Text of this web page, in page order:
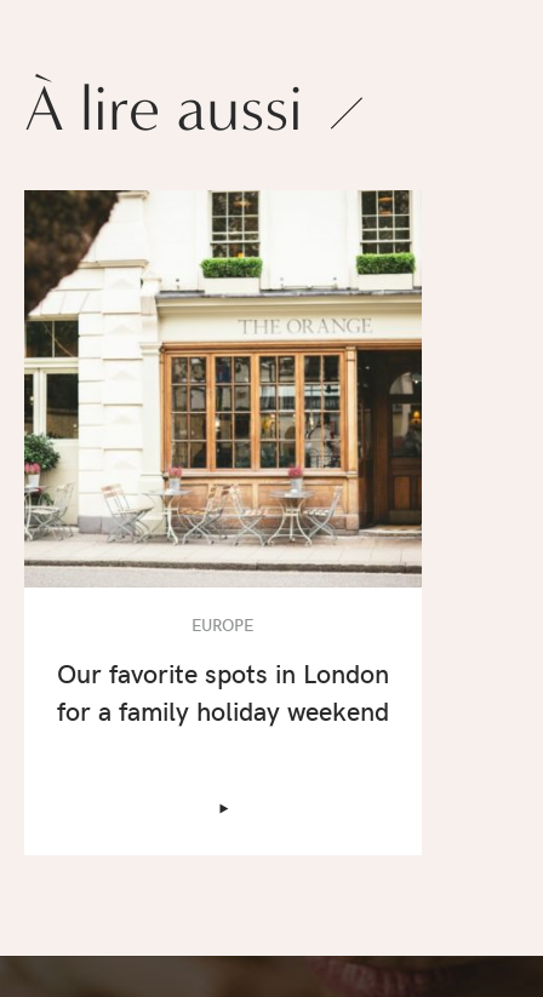
À lire aussi
EUROPE
Our favorite spots in London
for a family holiday weekend
‣